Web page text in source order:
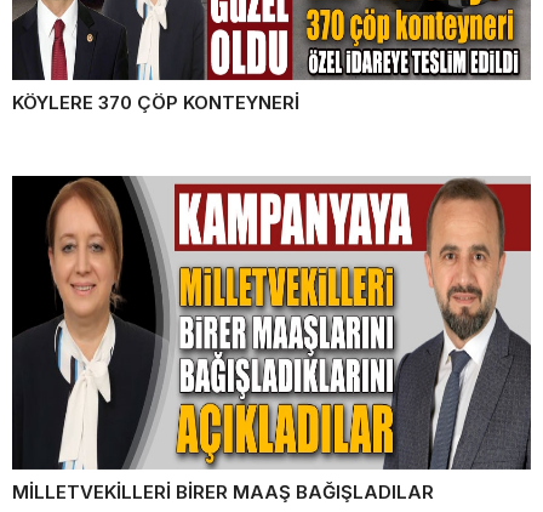
KÖYLERE 370 ÇÖP KONTEYNERİ
MİLLETVEKİLLERİ BİRER MAAŞ BAĞIŞLADILAR